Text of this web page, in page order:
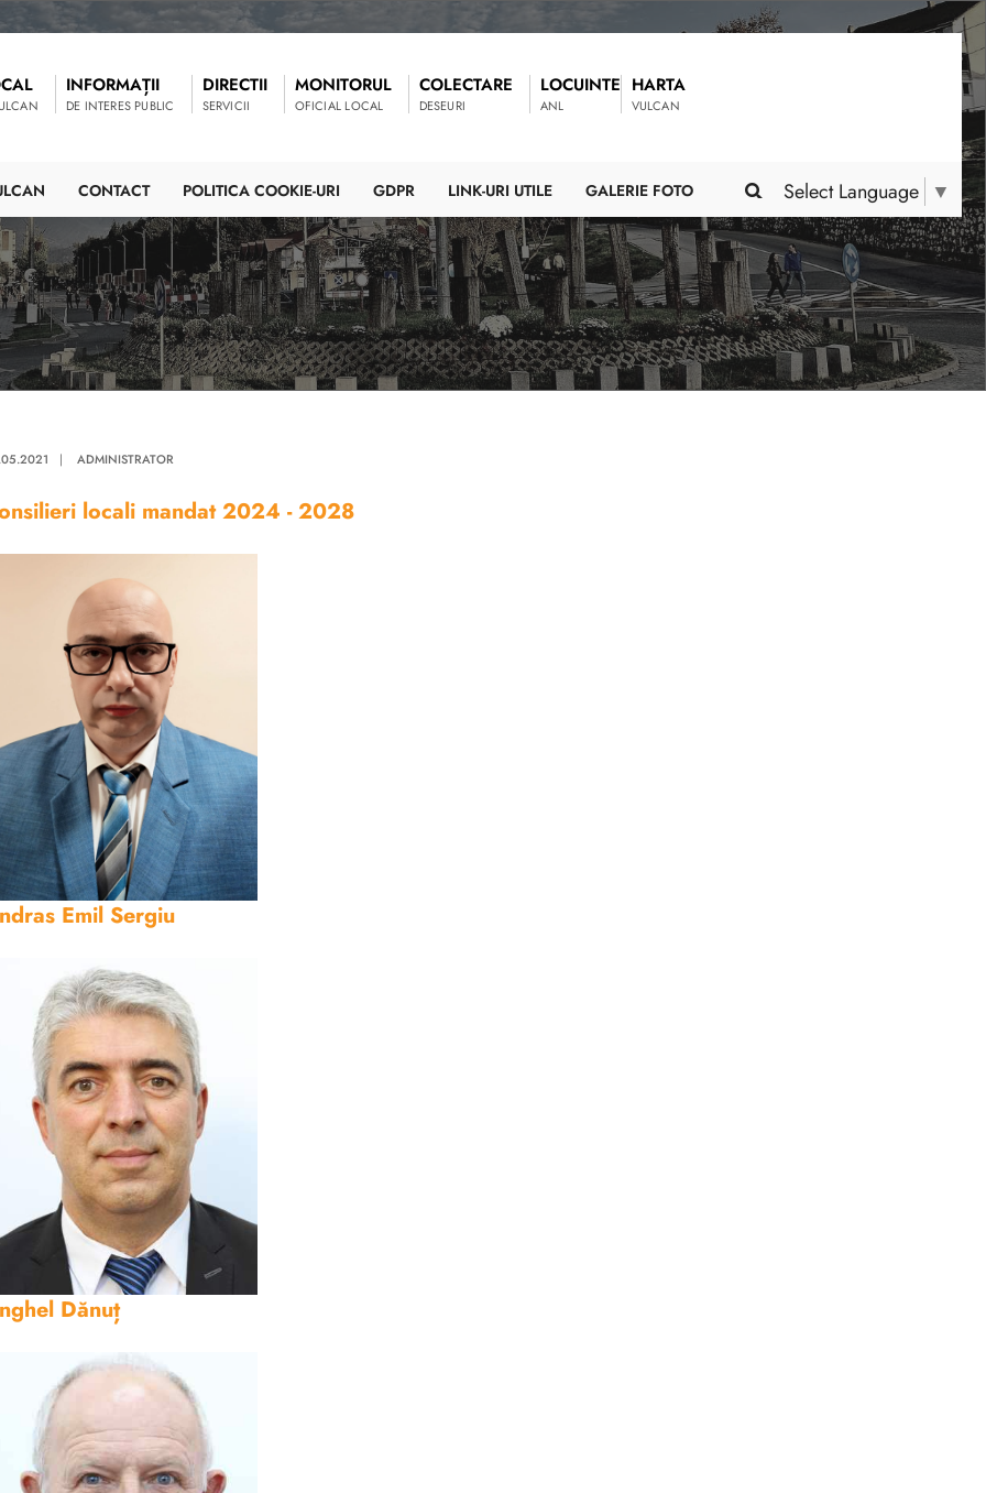
INFORMAȚII
DE INTERES PUBLIC
DIRECTII
SERVICII
MONITORUL
OFICIAL LOCAL
COLECTARE
DESEURI
LOCUINTE
ANL
HARTA
VULCAN
Select Language ▼
CONTACT POLITICA COOKIE-URI GDPR LINK-URI UTILE GALERIE FOTO
| ADMINISTRATOR
locali mandat 2024 - 2028
Emil Sergiu
Dănuț